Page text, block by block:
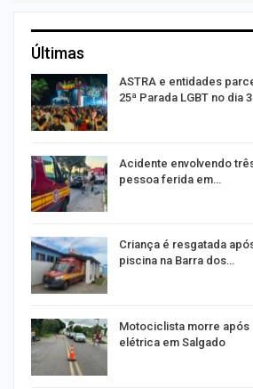
Últimas
ASTRA e entidades
25ª Parada LGBT no dia
Acidente envolvendo
pessoa ferida em…
Criança é resgatada
piscina na Barra dos…
Motociclista morre
elétrica em Salgado